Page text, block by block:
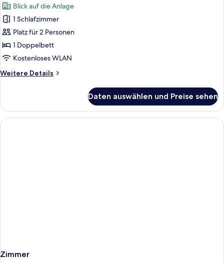
für
Chambre
Executive
Vue
Tour
anzeigen
Blick auf die Anlage
1 Schlafzimmer
Platz für 2 Personen
1 Doppelbett
Kostenloses WLAN
Weitere Details
Weitere
Executive
Vue
Tour
Daten auswählen und Preise sehen
Zimmer